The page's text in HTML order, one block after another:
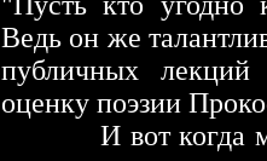
Ведь он же
публичных
оценку поэзии
И вот когда